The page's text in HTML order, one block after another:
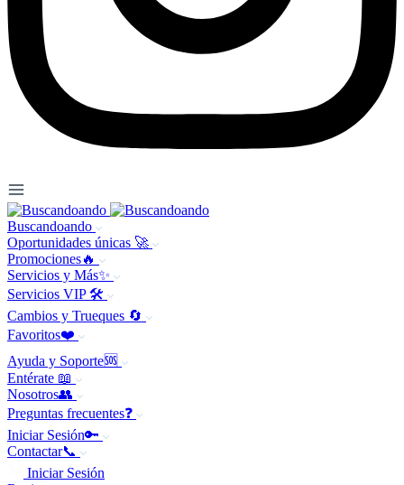
Buscandoando
Oportunidades únicas 🚀
Promociones🔥
Servicios y Más✨
Servicios VIP 🛠️
Cambios y Trueques 🔄
Favoritos❤️
Ayuda y Soporte🆘
Entérate 📖
Nosotros👥
Preguntas frecuentes❓
Iniciar Sesión🔑
Contactar📞
Iniciar Sesión